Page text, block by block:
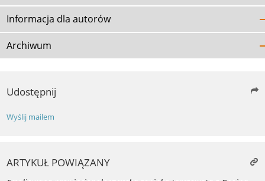
Informacja dla autorów
Archiwum
Udostępnij
Wyślij mailem
ARTYKUŁ POWIĄZANY